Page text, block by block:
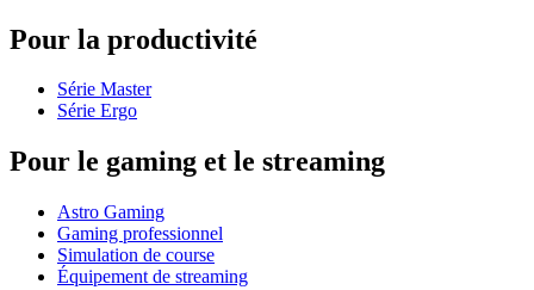
Pour la productivité
Série Master
Série Ergo
Pour le gaming et le streaming
Astro Gaming
Gaming professionnel
Simulation de course
Équipement de streaming